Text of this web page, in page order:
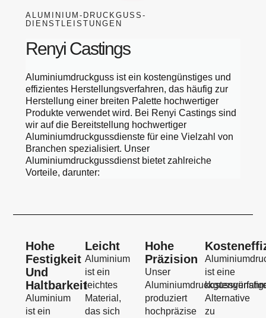
ALUMINIUM-DRUCKGUSS-
DIENSTLEISTUNGEN
Renyi Castings
Aluminiumdruckguss ist ein kostengünstiges und
effizientes Herstellungsverfahren, das häufig zur
Herstellung einer breiten Palette hochwertiger
Produkte verwendet wird. Bei Renyi Castings sind
wir auf die Bereitstellung hochwertiger
Aluminiumdruckgussdienste für eine Vielzahl von
Branchen spezialisiert. Unser
Aluminiumdruckgussdienst bietet zahlreiche
Vorteile, darunter:
Hohe
Festigkeit
Und
Haltbarkeit
Aluminium
ist ein
Leicht
Aluminium
ist ein
leichtes
Material,
das sich
Hohe
Präzision
Unser
produziert
hochpräzise
ist eine
Alternative
zu